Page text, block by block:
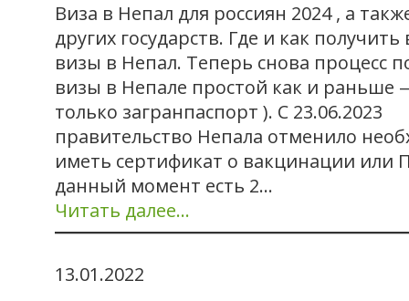
Виза в Непал для россиян 2024 , а
других государств. Где и как
визы в Непал. Теперь снова процесс
визы в Непале простой как и раньше
только загранпаспорт ). С 23.06.2023
правительство Непала отменило
иметь сертификат о вакцинации или
данный момент есть 2…
Читать далее…
13.01.2022